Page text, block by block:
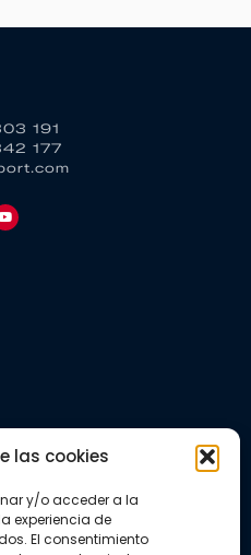
las cookies
y/o acceder a la
experiencia de
El consentimiento
191
177